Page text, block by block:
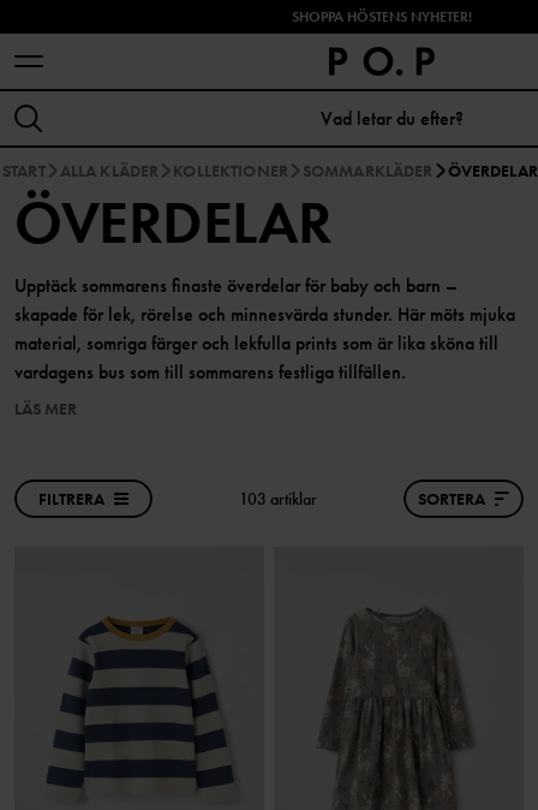
SHOPPA HÖSTENS NYHETER!
START ALLA KLÄDER KOLLEKTIONER SOMMARKLÄDER ÖVERDELAR
ÖVERDELAR
Upptäck sommarens finaste överdelar för baby och barn –
skapade för lek, rörelse och minnesvärda stunder. Här möts mjuka
material, somriga färger och lekfulla prints som är lika sköna till
vardagens bus som till sommarens festliga tillfällen.
LÄS MER
FILTRERA 103 artiklar SORTERA